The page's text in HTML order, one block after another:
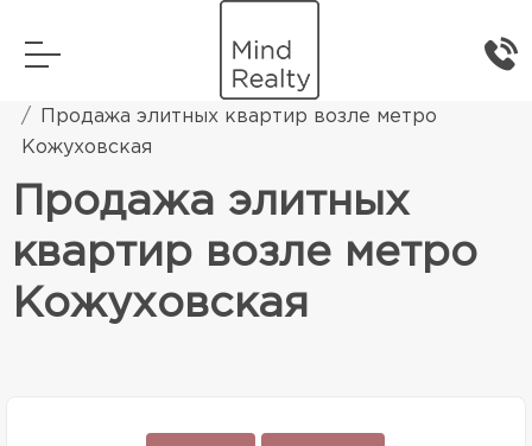
Элитная жилая недвижимость
Продажа элитных квартир возле метро
Кожуховская
Продажа элитных
квартир возле метро
Кожуховская